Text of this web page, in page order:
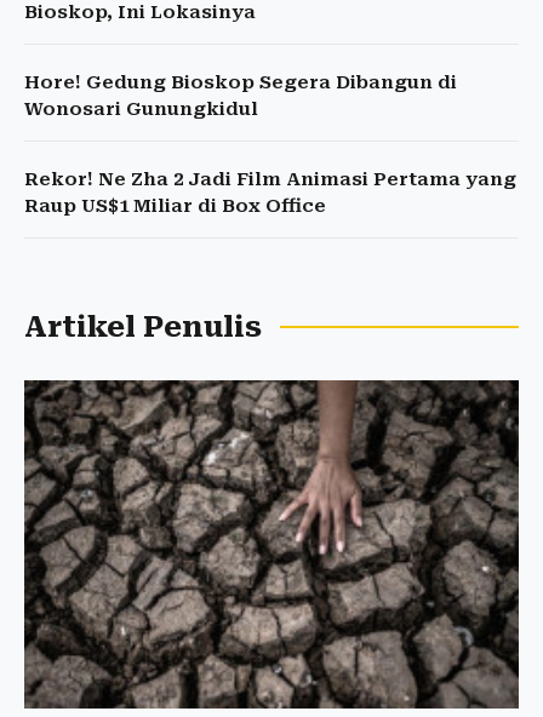
Bioskop, Ini Lokasinya
Hore! Gedung Bioskop Segera Dibangun di
Wonosari Gunungkidul
Rekor! Ne Zha 2 Jadi Film Animasi Pertama yang
Raup US$1 Miliar di Box Office
Artikel Penulis